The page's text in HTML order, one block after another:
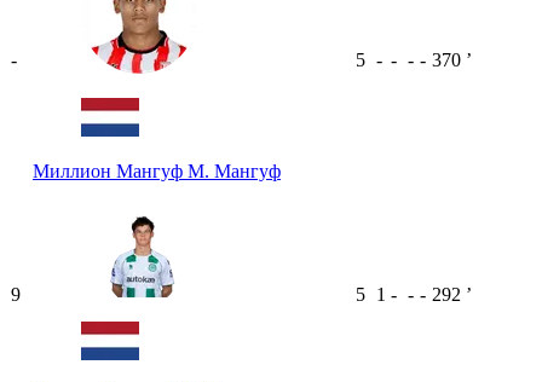
-
Миллион Мангуф М. Мангуф
5 - - - - 370 ʼ
9 5 1 - - - 292 ʼ